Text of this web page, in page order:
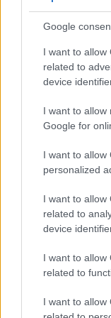
Google
I want to allow
related to
device
I want to allow
Google for
I want to allow
personalized
I want to allow
related to
device
I want to allow
related to
I want to allow
الأرقطيون. وتُعتبر
الرئيسي لا
للنجاح.
إلى ثلاثة
تتحمل البذور
الحرارة إلى
مُجهزة. اترك